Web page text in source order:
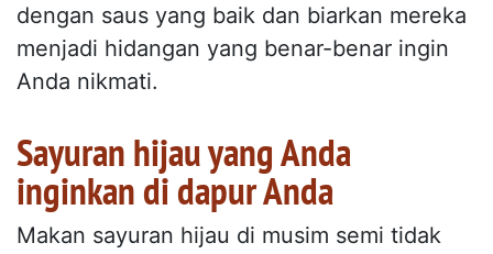
dengan saus yang baik dan biarkan mereka
menjadi hidangan yang benar-benar ingin
Anda nikmati.
Sayuran hijau yang Anda
inginkan di dapur Anda
Makan sayuran hijau di musim semi tidak